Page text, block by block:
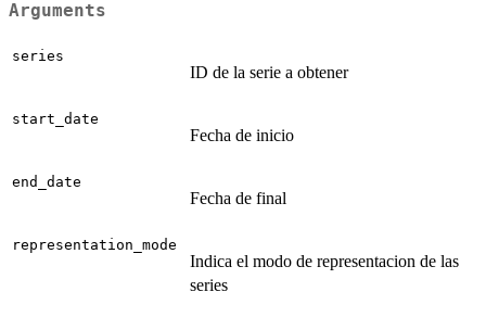
Arguments
series
ID de la serie a obtener
start_date
Fecha de inicio
end_date
Fecha de final
representation_mode
Indica el modo de representacion de las
series